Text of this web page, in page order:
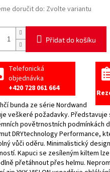
doručit do: Zvolte variantu
Přidat do košíku
Telefonická
objednávka
+420 728 061 664
bunda ze série Nordwand
veškeré požadavky. Představuje
povětrnostních podmínkách
DRYtechnology Performance,
vůči oděru. Minimalistický
Kapuci se zesíleným kiltem
přetáhnout přes helmu.